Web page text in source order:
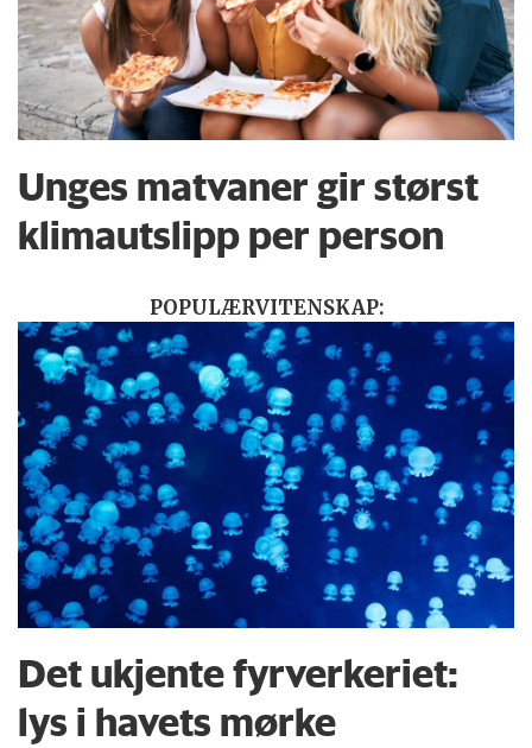
Unges matvaner gir størst
klimautslipp per person
POPULÆRVITENSKAP:
Det ukjente fyrverkeriet:
lys i havets mørke